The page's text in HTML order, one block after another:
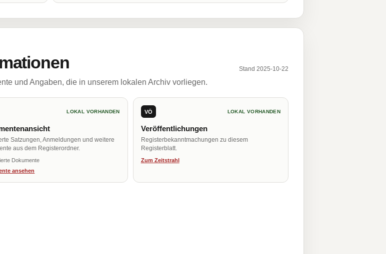
Stand 2025-10-22
und Angaben, die in unserem lokalen Archiv vorliegen.
LOKAL VORHANDEN
Satzungen, Anmeldungen und weitere
aus dem Registerordner.
Dokumente
ansehen
VÖ LOKAL VORHANDEN
Veröffentlichungen
Registerbekanntmachungen zu diesem
Registerblatt.
Zum Zeitstrahl